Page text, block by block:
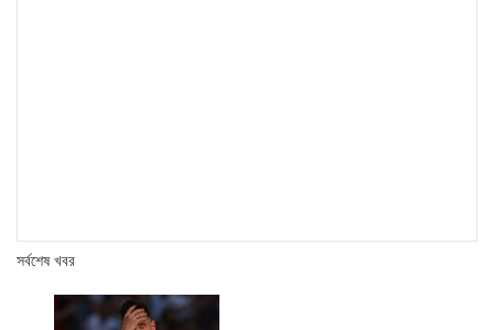
সর্বশেষ খবর